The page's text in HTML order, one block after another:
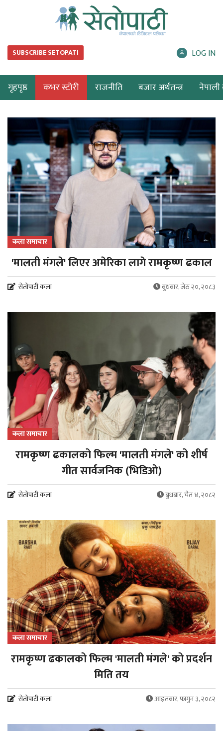
SUBSCRIBE SETOPATI LOG IN
गृहपृष्ठ कभर स्टोरी राजनीति बजार अर्थतन्त्र नेपाली
कला समाचार
'मालती मंगले' लिएर अमेरिका लागे रामकृष्ण ढकाल
सेतोपाटी कला बुधबार, जेठ २०, २०८३
कला समाचार
रामकृष्ण ढकालको फिल्म 'मालती मंगले' को शीर्ष
गीत सार्वजनिक (भिडिओ)
सेतोपाटी कला बुधबार, चैत ४, २०८२
कला समाचार
रामकृष्ण ढकालको फिल्म 'मालती मंगले' को प्रदर्शन
मिति तय
सेतोपाटी कला आइतबार, फागुन ३, २०८२